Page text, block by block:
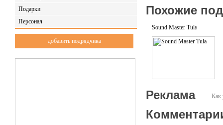
Подарки
Персонал
добавить подрядчика
Похожие
Sound Master Tula
Как
Реклама